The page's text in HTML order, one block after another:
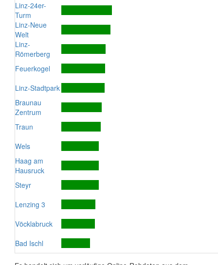
Linz-24er-
Turm
Linz-Neue
Welt
Linz-
Römerberg
Feuerkogel
Linz-Stadtpark
Braunau
Zentrum
Traun
Wels
Haag am
Hausruck
Steyr
Lenzing 3
Vöcklabruck
Bad Ischl